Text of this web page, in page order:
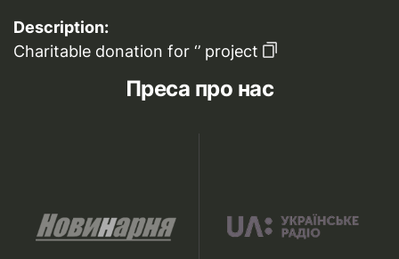
Description:
Charitable donation for ‘’ project
Преса про нас